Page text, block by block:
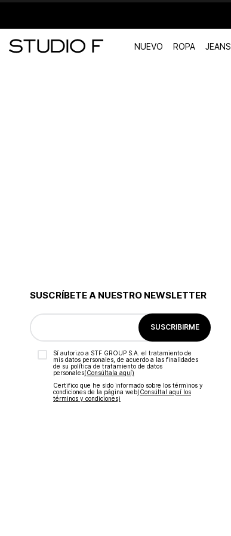
NUEVO ROPA JEANS
SUSCRÍBETE A NUESTRO NEWSLETTER
SUSCRIBIRME
Sí autorizo a STF GROUP S.A. el tratamiento de
mis datos personales, de acuerdo a las finalidades
de su política de tratamiento de datos
personales‎(Consúltala aquí)
Certifico que he sido informado sobre los términos y
condiciones de la página web‎(Consúltal aquí los
términos y condiciones)